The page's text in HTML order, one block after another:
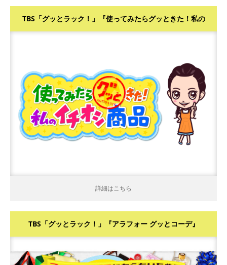
TBS「グッとラック！」『使ってみたらグッときた！私の
詳細はこちら
詳細はこちら
TBS「グッとラック！」『アラフォー グッとコーデ』